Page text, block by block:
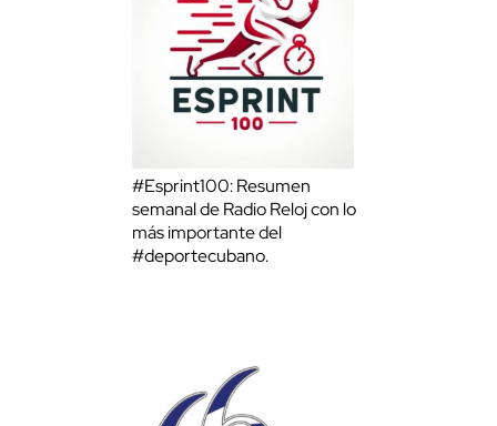
#Esprint100: Resumen
semanal de Radio Reloj con lo
más importante del
#deportecubano.